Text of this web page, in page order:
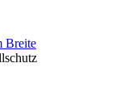
Breite